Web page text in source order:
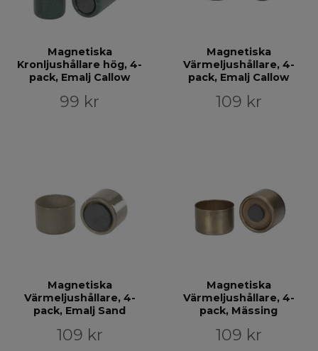
Magnetiska
Kronljushållare hög, 4-
pack, Emalj Callow
99 kr
Magnetiska
Värmeljushållare, 4-
pack, Emalj Callow
109 kr
Magnetiska
Värmeljushållare, 4-
pack, Emalj Sand
109 kr
Magnetiska
Värmeljushållare, 4-
pack, Mässing
109 kr